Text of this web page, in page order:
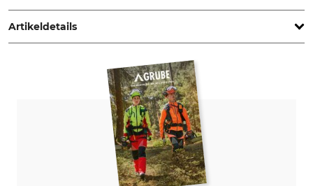
France, www.bahco.com
Artikeldetails
KWF-Prüfzeichen
KWF Profi
Herstellung
Made in Sweden